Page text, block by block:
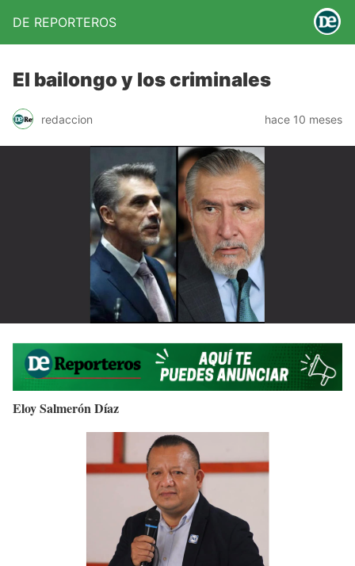
DE REPORTEROS
El bailongo y los criminales
redaccion hace 10 meses
Eloy Salmerón Díaz